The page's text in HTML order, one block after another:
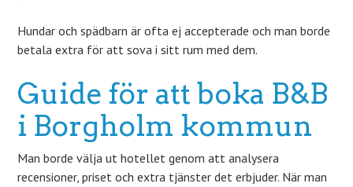
Hundar och spädbarn är ofta ej accepterade och man borde
betala extra för att sova i sitt rum med dem.
Guide för att boka B&B
i Borgholm kommun
Man borde välja ut hotellet genom att analysera
recensioner, priset och extra tjänster det erbjuder. När man